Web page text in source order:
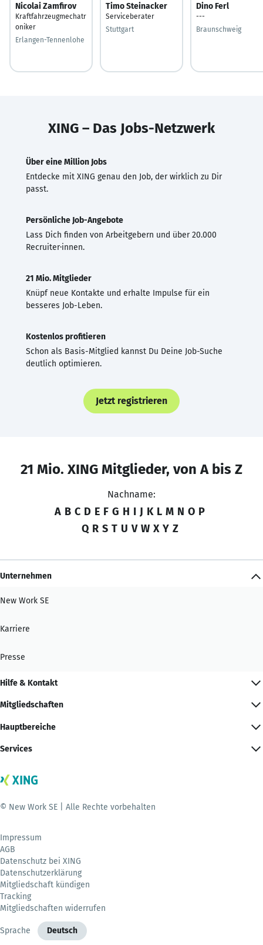
Nicolai Zamfirov
Kraftfahrzeugmechatr
oniker
Erlangen-Tennenlohe
Timo Steinacker
Serviceberater
Stuttgart
Dino Ferl
---
Braunschweig
XING – Das Jobs-Netzwerk
Über eine Million Jobs
Entdecke mit XING genau den Job, der wirklich zu Dir
passt.
Persönliche Job-Angebote
Lass Dich finden von Arbeitgebern und über 20.000
Recruiter·innen.
21 Mio. Mitglieder
Knüpf neue Kontakte und erhalte Impulse für ein
besseres Job-Leben.
Kostenlos profitieren
Schon als Basis-Mitglied kannst Du Deine Job-Suche
deutlich optimieren.
Jetzt registrieren
21 Mio. XING Mitglieder, von A bis Z
Nachname:
A B C D E F G H I J K L M N O P
Q R S T U V W X Y Z
Unternehmen
New Work SE
Karriere
Presse
Hilfe & Kontakt
Mitgliedschaften
Hauptbereiche
Services
© New Work SE | Alle Rechte vorbehalten
Impressum
AGB
Datenschutz bei XING
Datenschutzerklärung
Mitgliedschaft kündigen
Tracking
Mitgliedschaften widerrufen
Sprache Deutsch